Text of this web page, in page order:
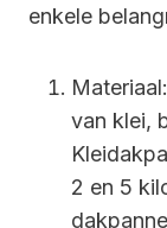
enkele
van klei,
2 en 5